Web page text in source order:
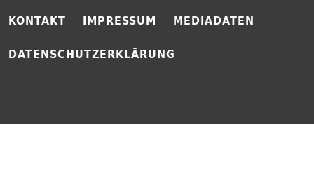
KONTAKT IMPRESSUM
MEDIADATEN
DATENSCHUTZERKLÄRUNG